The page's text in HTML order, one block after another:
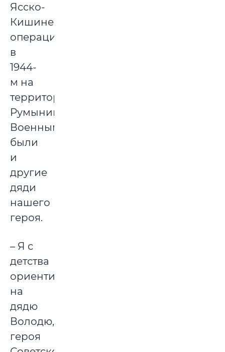
Ясско-
Кишиневской
операции
в
1944-
м на
территории
Румынии.
Военными
были
и
другие
дяди
нашего
героя.
– Я с
детства
ориентировался
на
дядю
Володю,
героя